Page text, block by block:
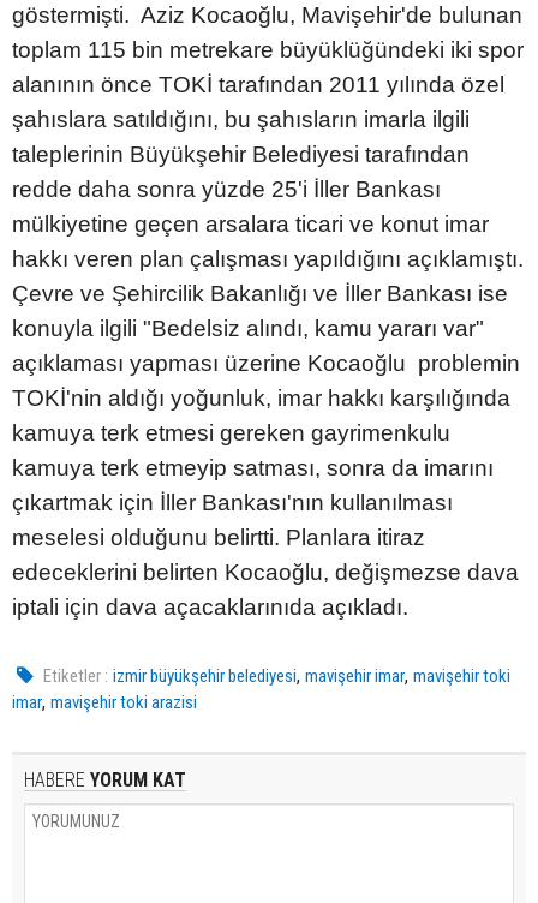
göstermişti. Aziz Kocaoğlu, Mavişehir'de bulunan
toplam 115 bin metrekare büyüklüğündeki iki spor
alanının önce TOKİ tarafından 2011 yılında özel
şahıslara satıldığını, bu şahısların imarla ilgili
taleplerinin Büyükşehir Belediyesi tarafından
redde daha sonra yüzde 25'i İller Bankası
mülkiyetine geçen arsalara ticari ve konut imar
hakkı veren plan çalışması yapıldığını açıklamıştı.
Çevre ve Şehircilik Bakanlığı ve İller Bankası ise
konuyla ilgili "Bedelsiz alındı, kamu yararı var"
açıklaması yapması üzerine Kocaoğlu problemin
TOKİ'nin aldığı yoğunluk, imar hakkı karşılığında
kamuya terk etmesi gereken gayrimenkulu
kamuya terk etmeyip satması, sonra da imarını
çıkartmak için İller Bankası'nın kullanılması
meselesi olduğunu belirtti. Planlara itiraz
edeceklerini belirten Kocaoğlu, değişmezse dava
iptali için dava açacaklarınıda açıkladı.
Etiketler : izmir büyükşehir belediyesi,mavişehir imar,mavişehir toki
imar, mavişehir toki arazisi
HABERE YORUM KAT